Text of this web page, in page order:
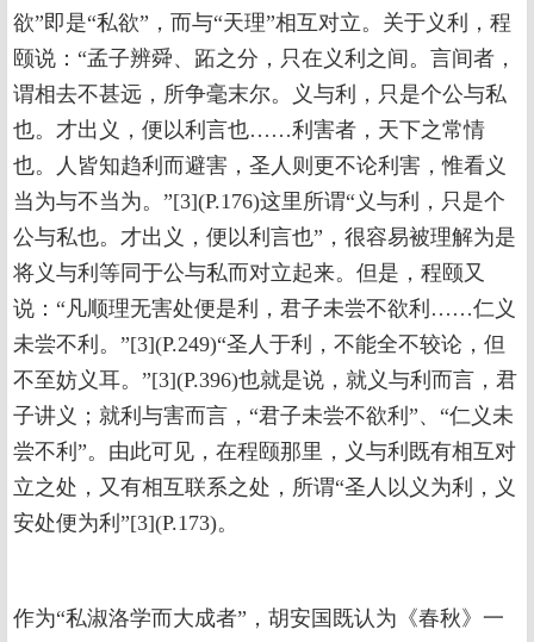
欲”即是“私欲”，而与“天理”相互对立。关于义利，程
颐说：“孟子辨舜、跖之分，只在义利之间。言间者，
谓相去不甚远，所争毫末尔。义与利，只是个公与私
也。才出义，便以利言也……利害者，天下之常情
也。人皆知趋利而避害，圣人则更不论利害，惟看义
当为与不当为。”[3](P.176)这里所谓“义与利，只是个
公与私也。才出义，便以利言也”，很容易被理解为是
将义与利等同于公与私而对立起来。但是，程颐又
说：“凡顺理无害处便是利，君子未尝不欲利……仁义
未尝不利。”[3](P.249)“圣人于利，不能全不较论，但
不至妨义耳。”[3](P.396)也就是说，就义与利而言，君
子讲义；就利与害而言，“君子未尝不欲利”、“仁义未
尝不利”。由此可见，在程颐那里，义与利既有相互对
立之处，又有相互联系之处，所谓“圣人以义为利，义
安处便为利”[3](P.173)。
作为“私淑洛学而大成者”，胡安国既认为《春秋》一